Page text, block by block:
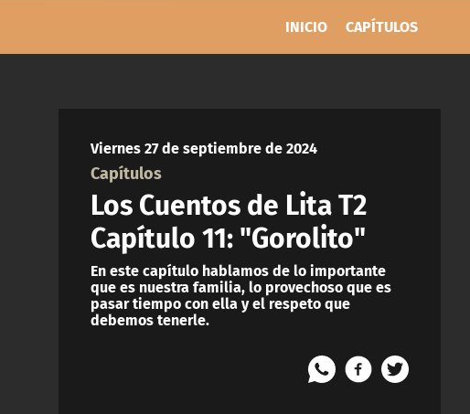
INICIO CAPÍTULOS
Viernes 27 de septiembre de 2024
Capítulos
Los Cuentos de Lita T2
Capítulo 11: "Gorolito"
En este capítulo hablamos de lo importante
que es nuestra familia, lo provechoso que es
pasar tiempo con ella y el respeto que
debemos tenerle.